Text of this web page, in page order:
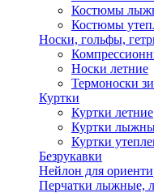
Костюмы
Костюмы
Носки, гольфы,
Носки летние
Термоноски
Куртки
Куртки летние
Куртки
Куртки
Безрукавки
Нейлон для
Перчатки лыжные,